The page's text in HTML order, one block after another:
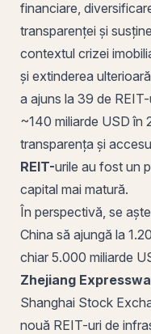
financiare,
transparenței și
contextul crizei
și extinderea
a ajuns la 39 de
~140 miliarde USD în
transparența și
REIT-urile au fost un
capital mai matură.
În perspectivă, se
China să ajungă la
chiar 5.000 miliarde
Zhejiang
Shanghai Stock
nouă REIT-uri de